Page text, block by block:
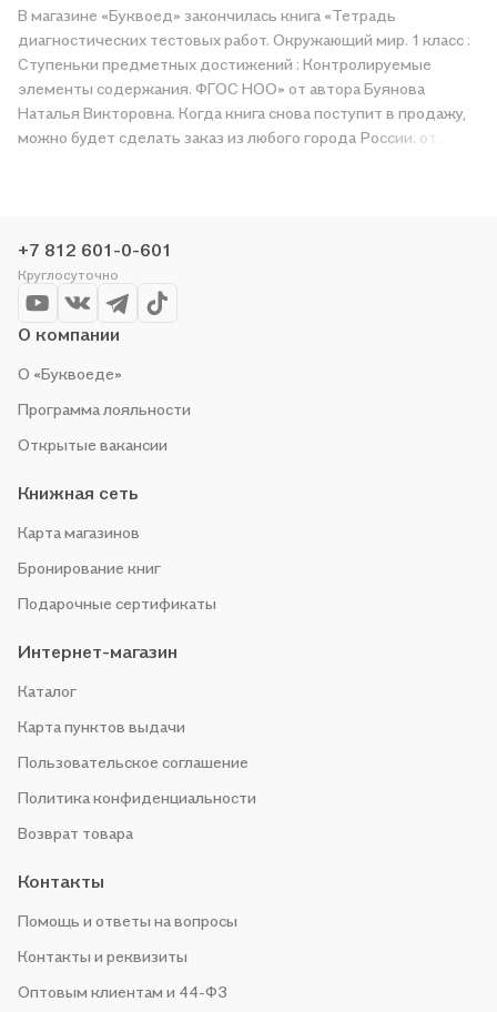
В магазине «Буквоед» закончилась книга «Тетрадь
диагностических тестовых работ. Окружающий мир. 1 класс :
Ступеньки предметных достижений : Контролируемые
элементы содержания. ФГОС НОО» от автора Буянова
Наталья Викторовна. Когда книга снова поступит в продажу,
можно будет сделать заказ из любого города России: от
достижений : Контролируемые элементы содержания. ФГОС
НОО» в магазине сети или заказать доставку. Мы и сами
любим читать, поэтому делаем всё, чтобы вы могли купить
понравившуюся историю по приятной цене. Например,
чтобы не упустить выгоду!
+7 812 601-0-601
Круглосуточно
О компании
О «Буквоеде»
Программа лояльности
Открытые вакансии
Книжная сеть
Карта магазинов
Бронирование книг
Подарочные сертификаты
Интернет-магазин
Каталог
Карта пунктов выдачи
Пользовательское соглашение
Политика конфиденциальности
Возврат товара
Контакты
Помощь и ответы на вопросы
Контакты и реквизиты
Оптовым клиентам и 44-ФЗ